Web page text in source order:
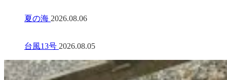
夏の海 2026.08.06
台風13号 2026.08.05